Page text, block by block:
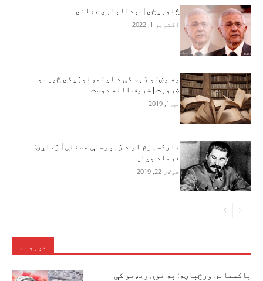
څلوریځي |عبدالباري جهاني
اکتوبر 1, 2022
په پښتو ژبه کې د ایتمولوژیکي څېړنو
ضرورت | شریف الله دوست
مې 1, 2019
مارکسیزم او د ژبپوهنې مسئلې | ژباړن:
فرهاد ویاړ
جولای 22, 2019
خبرونه
پاکستانۍ ورځپاڼه: په نوې ویډیو کې